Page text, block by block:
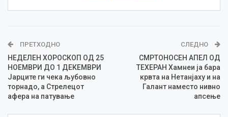
ПРЕТХОДНО
НЕДЕЛЕН ХОРОСКОП ОД 25
НОЕМВРИ ДО 1 ДЕКЕМВРИ
Јарците ги чека љубовно
торнадо, а Стрелецот
афера на патување
СЛЕДНО
СМРТОНОСЕН АПЕЛ ОД
ТЕХЕРАН Хамнеи ја бара
крвта на Нетанјаху и на
Галант наместо нивно
апсење